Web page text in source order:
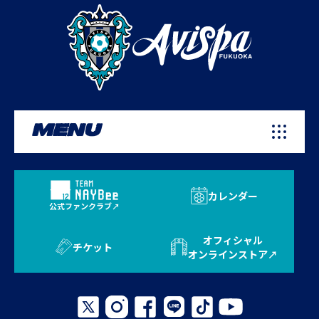
MENU
公式ファンクラブ
カレンダー
チケット
オフィシャル
オンラインストア